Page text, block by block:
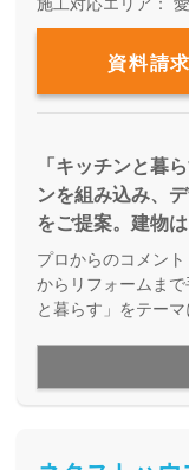
資料請
「キッチンと暮
ンを組み込み、
をご提案。建物
し、末永く快適
しやすい家をつ
洒落に、構造も
プロからのコメント
からリフォームま
と暮らす」をテー
に、一棟づつ丁寧
チンを組み込んだ
す。